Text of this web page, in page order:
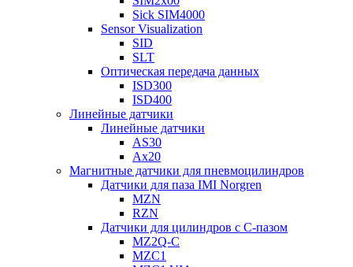
Sick SIM4000
Sensor Visualization
SID
SLT
Оптическая передача данных
ISD300
ISD400
Линейные датчики
Линейные датчики
AS30
Ax20
Магнитные датчики для пневмоцилиндров
Датчики для паза IMI Norgren
MZN
RZN
Датчики для цилиндров с С-пазом
MZ2Q-C
MZC1